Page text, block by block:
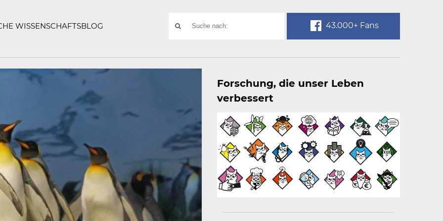
WISSENSCHAFTSBLOG
SUCHE
43.000+ Fans
Forschung, die unser Leben
verbessert